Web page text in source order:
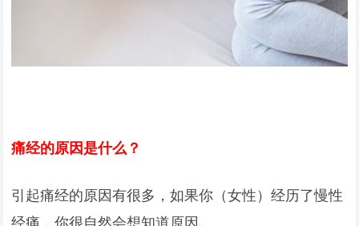
痛经的原因是什么？
引起痛经的原因有很多，如果你（女性）经历了慢性